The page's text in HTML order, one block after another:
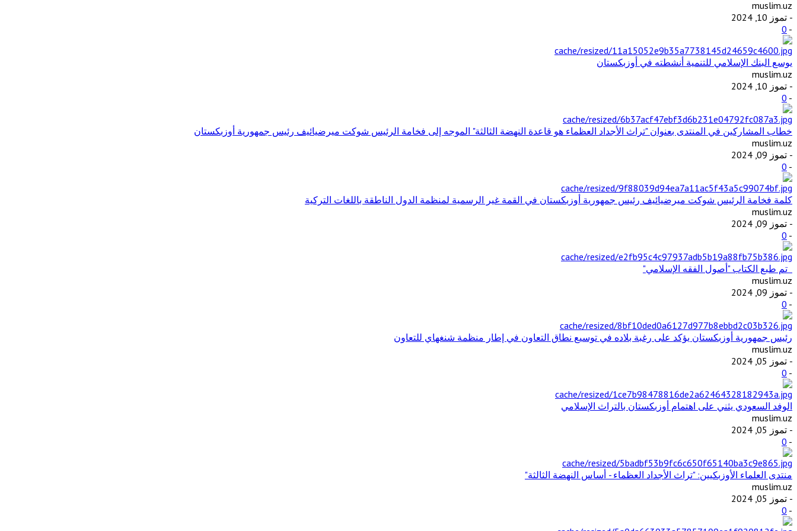
muslim.uz
- تموز 10, 2024
-
0
يوسع البنك الإسلامي للتنمية أنشطته في أوزبكستان
muslim.uz
- تموز 10, 2024
-
0
خطاب المشاركين في المنتدى بعنوان "تراث الأجداد العظماء هو قاعدة النهضة الثالثة" الموجه إلى فخامة الرئيس شوكت ميرضيائيف رئيس جمهورية أوزبكستان
muslim.uz
- تموز 09, 2024
-
0
كلمة فخامة الرئيس شوكت ميرضيائيف رئيس جمهورية أوزبكستان في القمة غير الرسمية لمنظمة الدول الناطقة باللغات التركية
muslim.uz
- تموز 09, 2024
-
0
تم طبع الكتاب "أصول الفقه الإسلامي"
muslim.uz
- تموز 09, 2024
-
0
رئيس جمهورية أوزبكستان يؤكد على رغبة بلاده في توسيع نطاق التعاون في إطار منظمة شنغهاي للتعاون
muslim.uz
- تموز 05, 2024
-
0
الوفد السعودي يثني على اهتمام أوزبكستان بالتراث الإسلامي
muslim.uz
- تموز 05, 2024
-
0
منتدى العلماء الأوزبكيين: "تراث الأجداد العظماء - أساس النهضة الثالثة"
muslim.uz
- تموز 05, 2024
-
0